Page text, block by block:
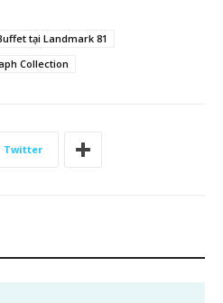
tại Landmark 81
Collection
Twitter